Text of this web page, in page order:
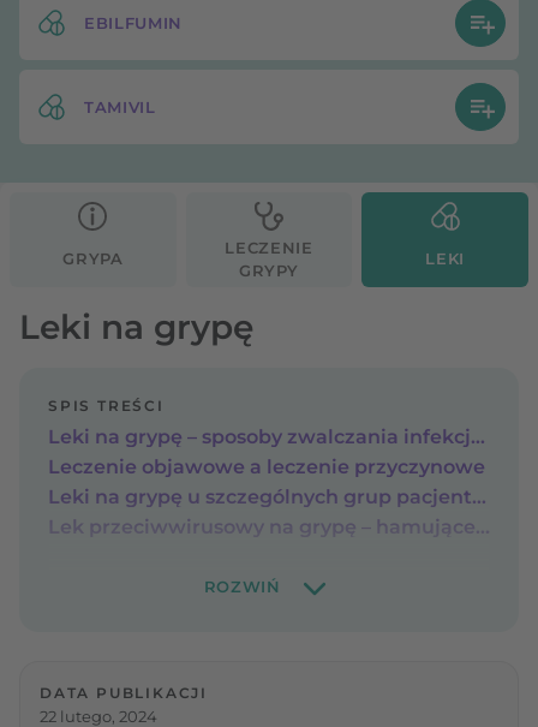
EBILFUMIN
TAMIVIL
GRYPA
LECZENIE
GRYPY
LEKI
Leki na grypę
SPIS TREŚCI
Leki na grypę – sposoby zwalczania infekcji wirusowej
Leczenie objawowe a leczenie przyczynowe
Leki na grypę u szczególnych grup pacjentów
Lek przeciwwirusowy na grypę – hamujące namnażanie wirusa grypy
DATA PUBLIKACJI
22 lutego, 2024